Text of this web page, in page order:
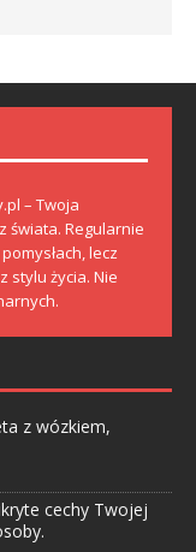
– Twoja
świata. Regularnie
lecz
stylu życia. Nie
z wózkiem,
cechy Twojej